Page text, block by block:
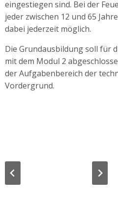
eingestiegen sind. Bei der
jeder zwischen 12 und 65
dabei jederzeit möglich.
Die Grundausbildung soll für
mit dem Modul 2
der Aufgabenbereich der
Vordergrund.